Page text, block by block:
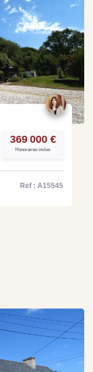
369 000 €
Honoraires inclus
Ref : A15545